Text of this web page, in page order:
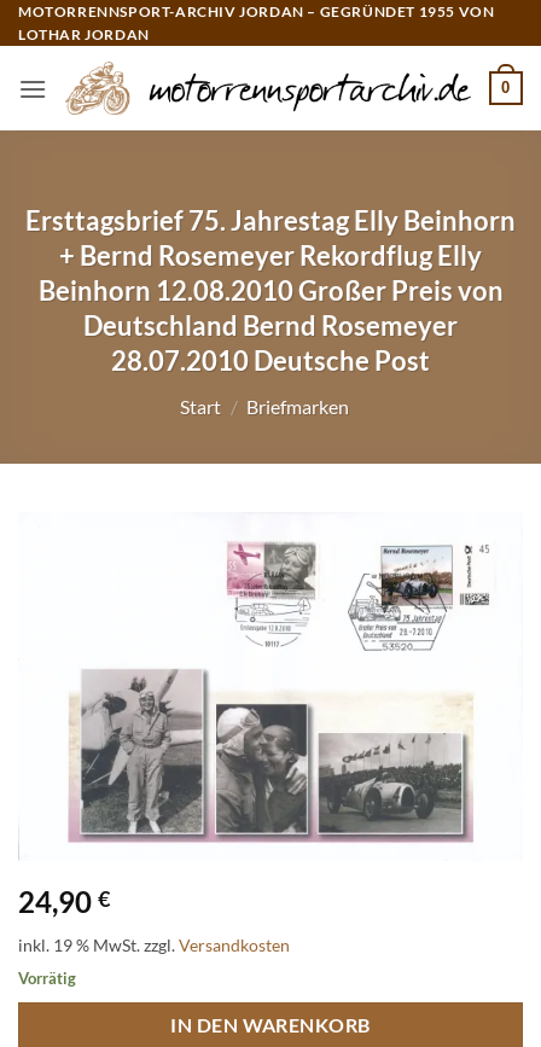
Zum
Inhalt
MOTORRENNSPORT-ARCHIV JORDAN – GEGRÜNDET 1955 VON
LOTHAR JORDAN
0
Ersttagsbrief 75. Jahrestag Elly Beinhorn
+ Bernd Rosemeyer Rekordflug Elly
Beinhorn 12.08.2010 Großer Preis von
Deutschland Bernd Rosemeyer
28.07.2010 Deutsche Post
Start / Briefmarken
24,90 €
inkl. 19 % MwSt.zzgl.Versandkosten
Vorrätig
IN DEN WARENKORB